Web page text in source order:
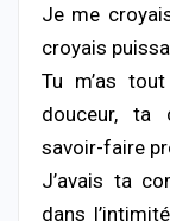
Je me
croyais
Tu m’as
douceur, ta
savoir-faire
J’avais ta
dans